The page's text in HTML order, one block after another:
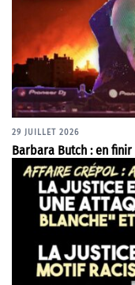
29 JUILLET 2026
Barbara Butch : en finir